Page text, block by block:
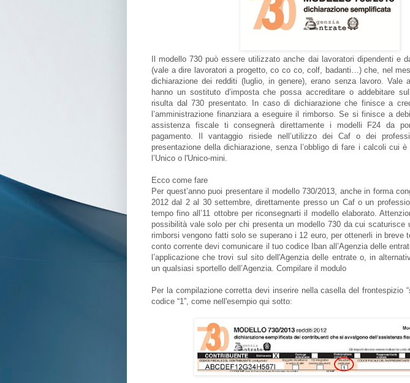
Il modello 730 può essere utilizzato anche dai lavoratori dipendenti e
(vale a dire lavoratori a progetto, co co co, colf, badanti…) che, nel
dichiarazione dei redditi (luglio, in genere), erano senza lavoro. Vale
hanno un sostituto d’imposta che possa accreditare o addebitare
risulta dal 730 presentato. In caso di dichiarazione che finisce a
l’amministrazione finanziara a eseguire il rimborso. Se si finisce a
assistenza fiscale ti consegnerà direttamente i modelli F24 da
pagamento. Il vantaggio risiede nell’utilizzo dei Caf o dei
presentazione della dichiarazione, senza l’obbligo di fare i calcoli cui
l’Unico o l'Unico-mini.
Ecco come fare
Per quest’anno puoi presentare il modello 730/2013, anche in forma
2012 dal 2 al 30 settembre, direttamente presso un Caf o un
tempo fino all’11 ottobre per riconsegnarti il modello elaborato.
possibilità vale solo per chi presenta un modello 730 da cui scaturisce
rimborsi vengono fatti solo se superano i 12 euro, per ottenerli in breve
conto corrente devi comunicare il tuo codice Iban all’Agenzia delle
l’applicazione che trovi sul sito dell'Agenzia delle entrate o, in
un qualsiasi sportello dell’Agenzia. Compilare il modulo
Per la compilazione corretta devi inserire nella casella del frontespizio
codice “1”, come nell'esempio qui sotto: